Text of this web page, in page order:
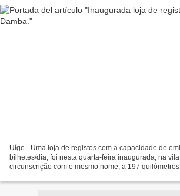
Uíge - Uma loja de registos com a capacidade de
bilhetes/dia, foi nesta quarta-feira inaugurada, na
circunscrição com o mesmo nome, a 197